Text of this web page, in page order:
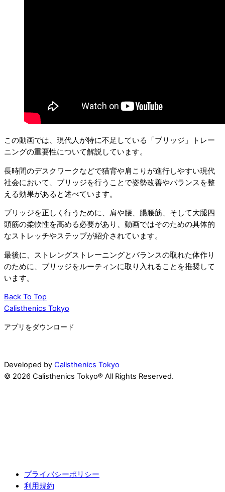
この動画では、現代人が特に不足している「ブリッジ」トレー
ニングの重要性について解説しています。
長時間のデスクワークなどで猫背や肩こりが進行しやすい現代
社会において、ブリッジを行うことで姿勢改善やバランスを整
える効果があると述べています。
ブリッジを正しく行うために、肩や腰、腸腰筋、そして大腿四
頭筋の柔軟性を高める必要があり、動画ではそのための具体的
なストレッチやステップが紹介されています。
最後に、ストレングストレーニングとバランスの取れた体作り
のために、ブリッジをルーティンに取り入れることを推奨して
います。
Back To Top
Calisthenics Tokyo
アプリをダウンロード
Developed by Calisthenics Tokyo
© 2026 Calisthenics Tokyo® All Rights Reserved.
プライバシーポリシー
利用規約